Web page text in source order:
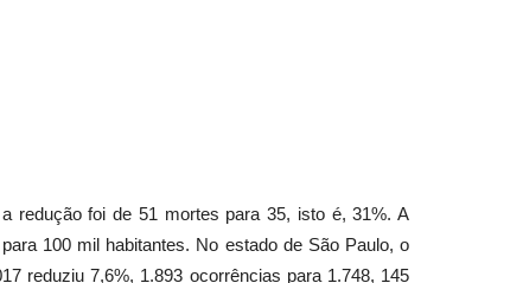
redução foi de 51 mortes para 35, isto é, 31%. A
100 mil habitantes. No estado de São Paulo, o
reduziu 7,6%, 1.893 ocorrências para 1.748, 145